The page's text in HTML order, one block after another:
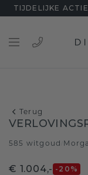
TIJDELIJKE
Terug
585 witgoud
€ 1.004,- -20 %